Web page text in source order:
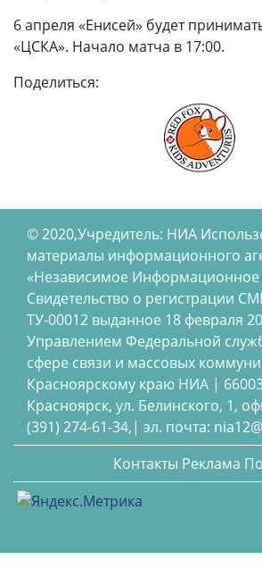
6 апреля «Енисей» будет
«ЦСКА». Начало матча в 17:00.
Поделиться:
© 2020,Учредитель: НИА
материалы информационного
«Независимое Информационное
Свидетельство о регистрации
ТУ-00012 выданное 18 февраля
Управлением Федеральной
сфере связи и массовых
Красноярскому краю НИА |
Красноярск, ул. Белинского, 1,
(391) 274-61-34,| эл. почта:
Контакты Реклама